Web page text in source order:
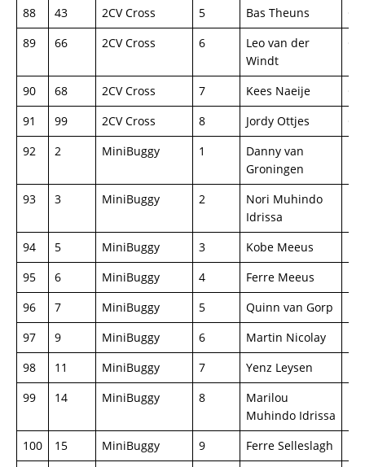
88 43 2CV Cross 5 Bas Theuns
89
66 2CV Cross 6
Leo van der
Windt
90 68 2CV Cross 7 Kees Naeije
91
99 2CV Cross 8 Jordy Ottjes
92
2 MiniBuggy 1
Danny van
Groningen
93 3 MiniBuggy 2
Nori Muhindo
Idrissa
94 5 MiniBuggy 3 Kobe Meeus
95
6 MiniBuggy 4 Ferre Meeus
96
7 MiniBuggy 5 Quinn van Gorp
97
9 MiniBuggy 6 Martin Nicolay
98
11 MiniBuggy 7 Yenz Leysen
99
14 MiniBuggy 8
Marilou
Muhindo Idrissa
100 15 MiniBuggy 9 Ferre Selleslagh